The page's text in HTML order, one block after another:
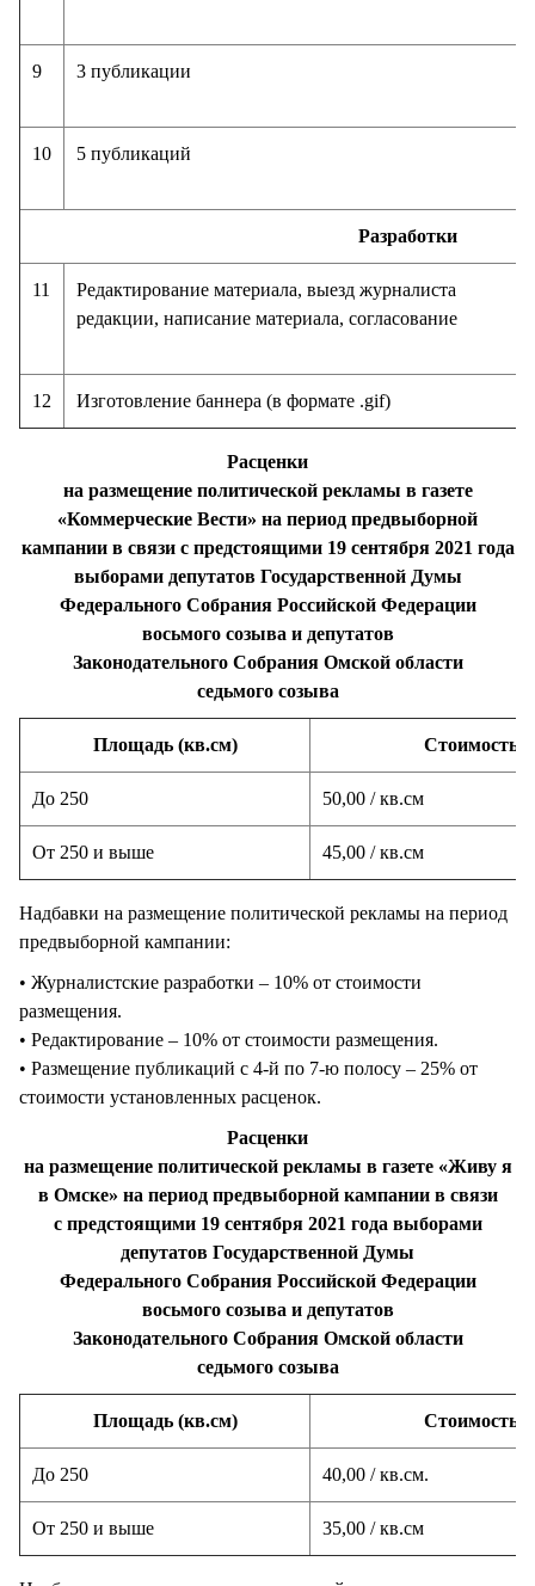
9 3 публикации
10 5 публикаций
Разработки
11
Редактирование материала, выезд журналиста
редакции, написание материала, согласование
12 Изготовление баннера (в формате .gif)
Расценки
на размещение политической рекламы в газете
«Коммерческие Вести» на период предвыборной
кампании в связи с предстоящими 19 сентября 2021 года
выборами депутатов Государственной Думы
Федерального Собрания Российской Федерации
восьмого созыва и депутатов
Законодательного Собрания Омской области
седьмого созыва
Площадь (кв.см) Стоимость
До 250 50,00 / кв.см
От 250 и выше 45,00 / кв.см
Надбавки на размещение политической рекламы на период
предвыборной кампании:
• Журналистские разработки – 10% от стоимости
размещения.
• Редактирование – 10% от стоимости размещения.
• Размещение публикаций с 4-й по 7-ю полосу – 25% от
стоимости установленных расценок.
Расценки
на размещение политической рекламы в газете «Живу я
в Омске» на период предвыборной кампании в связи
с предстоящими 19 сентября 2021 года выборами
депутатов Государственной Думы
Федерального Собрания Российской Федерации
восьмого созыва и депутатов
Законодательного Собрания Омской области
седьмого созыва
Площадь (кв.см) Стоимость
До 250 40,00 / кв.см.
От 250 и выше 35,00 / кв.см